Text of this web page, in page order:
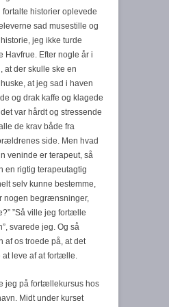
historier oplevede
sad musestille og
jeg ikke turde
Havfrue. Efter nogle år i
at der skulle ske en
at jeg sad i haven
og drak kaffe og klagede
var hårdt og stressende
de krav både fra
side. Men hvad
veninde er terapeut, så
en rigtig terapeutagtig
selv kunne bestemme,
nogen begrænsninger,
”Så ville jeg fortælle
svarede jeg. Og så
af os troede på, at det
at leve af at fortælle.
jeg på fortællekursus hos
Midt under kurset